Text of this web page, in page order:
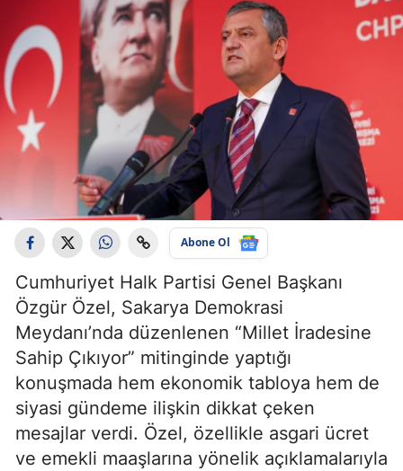
Abone Ol
Cumhuriyet Halk Partisi Genel Başkanı
Özgür Özel, Sakarya Demokrasi
Meydanı’nda düzenlenen “Millet İradesine
Sahip Çıkıyor” mitinginde yaptığı
konuşmada hem ekonomik tabloya hem de
siyasi gündeme ilişkin dikkat çeken
mesajlar verdi. Özel, özellikle asgari ücret
ve emekli maaşlarına yönelik açıklamalarıyla